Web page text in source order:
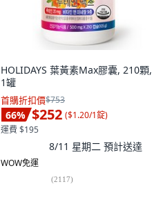
HOLIDAYS 葉黃素Max膠囊, 210顆,
1罐
首購折扣價$753
66% $252 ($1.20/1錠)
運費 $195
8/11 星期二 預計送達
WOW免運
(2117)